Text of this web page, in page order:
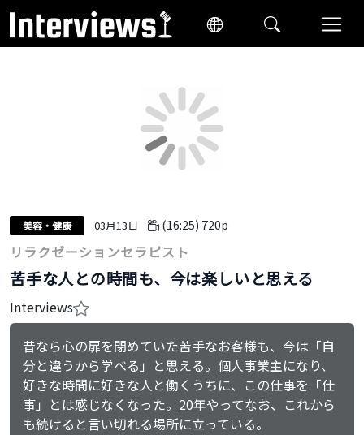
美容・健康 03月13日 (16:25) 720p
リラクゼーションセラピスト
苦手な人との時間も、今は楽しいと思える
Interviews
昔なら心の扉を閉めていた苦手なお客様も、今は「自
分と違うから学べる」と思える。個人事業主になり、
好きな時間に好きな人と働くうちに、この仕事を「仕
事」とは感じなくなった。20年やってなお、これから
も続けると言い切れる場所に立っている。